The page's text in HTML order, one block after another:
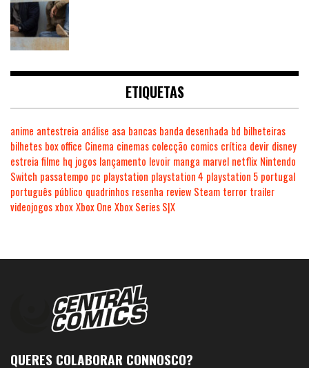
ETIQUETAS
anime antestreia análise asa bancas banda desenhada bd bilheteiras
bilhetes box office Cinema cinemas colecção comics crítica devir disney
estreia filme hq jogos lançamento levoir manga marvel netflix Nintendo
Switch passatempo pc playstation playstation 4 playstation 5 portugal
português público quadrinhos resenha review Steam terror trailer
videojogosxboxXbox One Xbox Series S|X
QUERES COLABORAR CONNOSCO?